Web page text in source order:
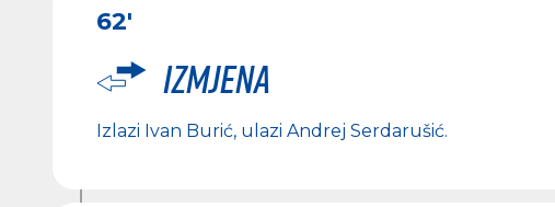
62'
Izmjena
Izlazi Ivan Burić, ulazi Andrej Serdarušić.